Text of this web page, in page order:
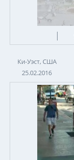
Ки-Уэст, США
25.02.2016